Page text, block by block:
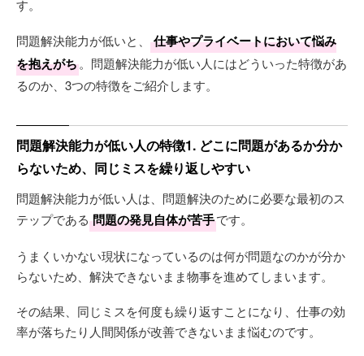
す。
問題解決能力が低いと、
仕事やプライベートにおいて悩み
を抱えがち。問題解決能力が低い人にはどういった特徴があ
るのか、3つの特徴をご紹介します。
問題解決能力が低い人の特徴1. どこに問題があるか分か
らないため、同じミスを繰り返しやすい
問題解決能力が低い人は、問題解決のために必要な最初のス
テップである 問題の発見自体が苦手です。
うまくいかない現状になっているのは何が問題なのかが分か
らないため、解決できないまま物事を進めてしまいます。
その結果、同じミスを何度も繰り返すことになり、仕事の効
率が落ちたり人間関係が改善できないまま悩むのです。